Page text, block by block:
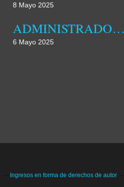
8 Mayo 2025
ADMINISTRADORA MUNICIPAL DA DAMBA DESTACA FAMÍLIA COMO NÚCLEO FUNDAMENTAL DA SOCIEDADE
6 Mayo 2025
Ingresos en forma de derechos de autor